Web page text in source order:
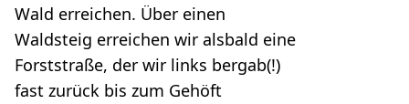
Wald erreichen. Über einen
Waldsteig erreichen wir alsbald eine
Forststraße, der wir links bergab(!)
fast zurück bis zum Gehöft